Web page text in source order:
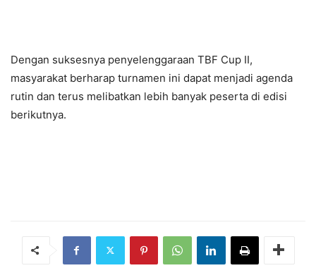
Dengan suksesnya penyelenggaraan TBF Cup II,
masyarakat berharap turnamen ini dapat menjadi agenda
rutin dan terus melibatkan lebih banyak peserta di edisi
berikutnya.